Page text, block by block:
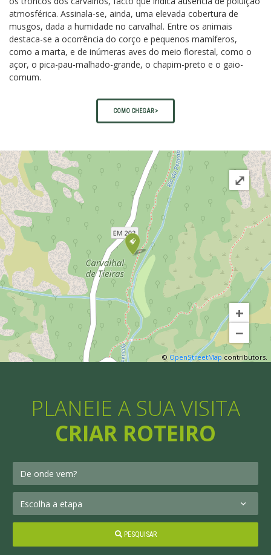
atmosférica. Assinala-se, ainda, uma elevada cobertura de
musgos, dada a humidade no carvalhal. Entre os animais
destaca-se a ocorrência do corço e pequenos mamíferos,
como a marta, e de inúmeras aves do meio florestal, como o
açor, o pica-pau-malhado-grande, o chapim-preto e o gaio-
comum.
COMO CHEGAR >
+
−
© OpenStreetMap contributors.
⤢
PLANEIE A SUA VISITA
CRIAR ROTEIRO
PESQUISAR